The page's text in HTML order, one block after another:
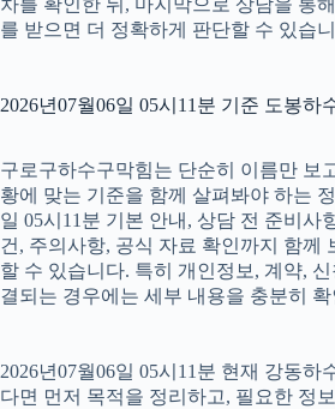
차를 확인한 뒤, 마지막으로 상담을 통
를 받으면 더 정확하게 판단할 수 있습
2026년07월06일 05시11분 기준 도봉하
구로구하수구막힘는 단순히 이름만 보
황에 맞는 기준을 함께 살펴봐야 하는
일 05시11분 기본 안내, 상담 전 준비사
건, 주의사항, 공식 자료 확인까지 함께
할 수 있습니다. 특히 개인정보, 계약,
결되는 경우에는 세부 내용을 충분히
2026년07월06일 05시11분 현재 강동하
다면 먼저 목적을 정리하고, 필요한 정